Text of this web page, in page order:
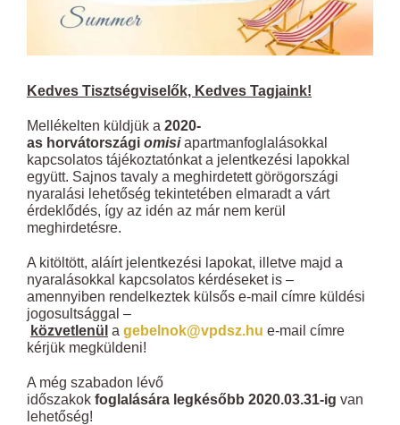
Kedves Tisztségviselők, Kedves Tagjaink!
Mellékelten küldjük a 2020-
as horvátországi omisiapartmanfoglalásokkal
kapcsolatos tájékoztatónkat a jelentkezési lapokkal
együtt. Sajnos tavaly a meghirdetett görögországi
nyaralási lehetőség tekintetében elmaradt a várt
érdeklődés, így az idén az már nem kerül
meghirdetésre.
A kitöltött, aláírt jelentkezési lapokat, illetve majd a
nyaralásokkal kapcsolatos kérdéseket is –
amennyiben rendelkeztek külsős e-mail címre küldési
jogosultsággal –
közvetlenül a gebelnok@vpdsz.hu e-mail címre
kérjük megküldeni!
A még szabadon lévő
időszakok foglalására legkésőbb 2020.03.31-ig van
lehetőség!